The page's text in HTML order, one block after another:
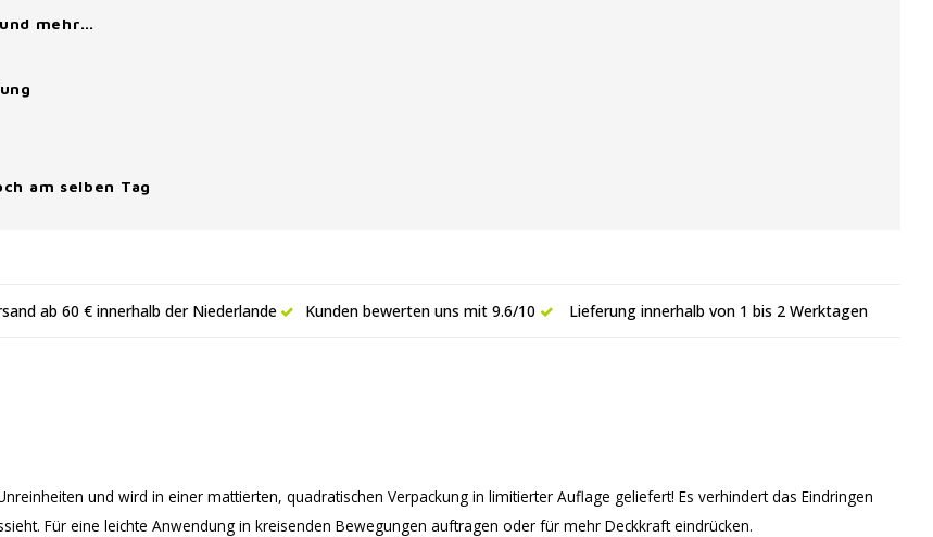
mehr…
am selben Tag
ab 60 € innerhalb der Niederlande Kunden bewerten uns mit 9.6/10 Lieferung innerhalb von 1 bis 2 Werktagen
und wird in einer mattierten, quadratischen Verpackung in limitierter Auflage geliefert! Es verhindert das Eindringen
Für eine leichte Anwendung in kreisenden Bewegungen auftragen oder für mehr Deckkraft eindrücken.